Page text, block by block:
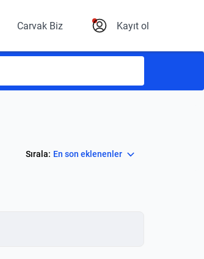
Carvak Biz Kayıt ol
Sırala: En son eklenenler